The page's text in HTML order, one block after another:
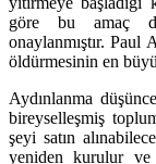
göre bu amaç
onaylanmıştır. Paul
öldürmesinin en
Aydınlanma
bireyselleşmiş
şeyi satın
yeniden kurulur